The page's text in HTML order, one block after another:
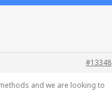
#13348
and we are looking to